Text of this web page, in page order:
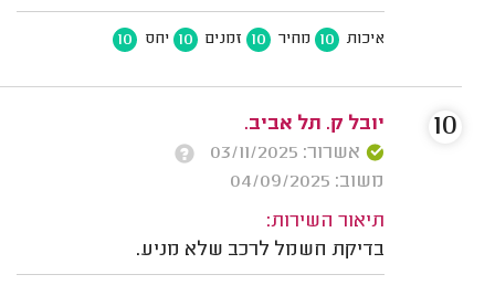
איכות 10 מחיר 10 זמנים 10 יחס 10
יובל ק. תל אביב.
אשרור: 03/11/2025
משוב: 04/09/2025
תיאור השירות:
בדיקת חשמל לרכב שלא מניע.
10